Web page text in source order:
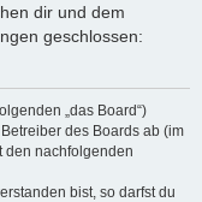
dir und dem
geschlossen:
„das Board“)
des Boards ab (im
den nachfolgenden
bist, so darfst du